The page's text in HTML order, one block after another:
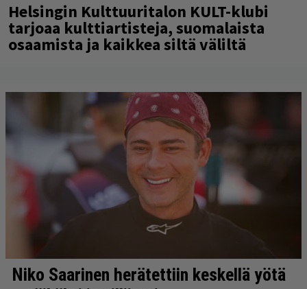
Helsingin Kulttuuritalon KULT-klubi
tarjoaa kulttiartisteja, suomalaista
osaamista ja kaikkea siltä väliltä